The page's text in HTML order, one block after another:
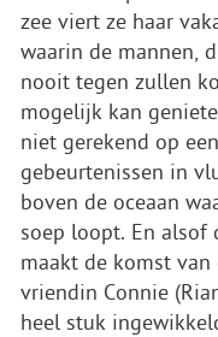
zee viert ze haar
waarin de mannen,
nooit tegen zullen
mogelijk kan
niet gerekend op
gebeurtenissen in
boven de oceaan
soep loopt. En alsof
maakt de komst
vriendin Connie
heel stuk